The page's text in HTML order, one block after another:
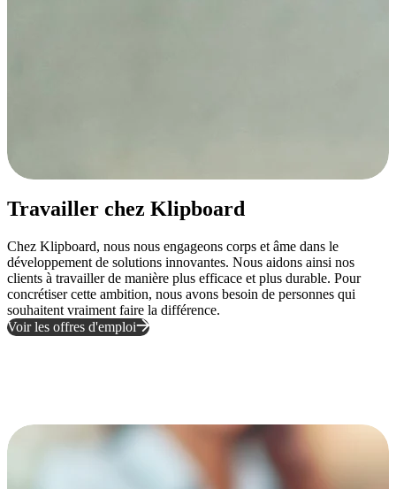
Travailler chez Klipboard
Chez Klipboard, nous nous engageons corps et âme dans le
développement de solutions innovantes. Nous aidons ainsi nos
clients à travailler de manière plus efficace et plus durable. Pour
concrétiser cette ambition, nous avons besoin de personnes qui
souhaitent vraiment faire la différence.
Voir les offres d'emploi